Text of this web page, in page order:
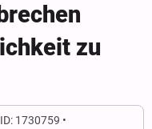
zu
1730759